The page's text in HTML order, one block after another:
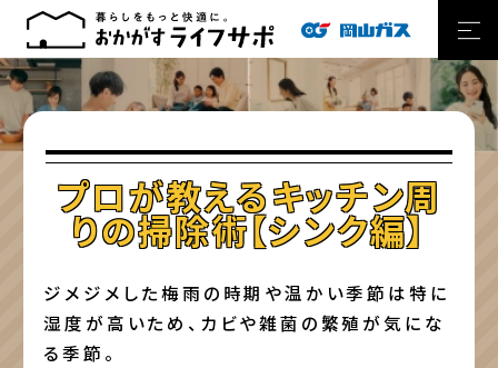
プロが教えるキッチン周
りの掃除術【シンク編】
ジメジメした梅雨の時期や温かい季節は特に
湿度が高いため、カビや雑菌の繁殖が気にな
る季節。